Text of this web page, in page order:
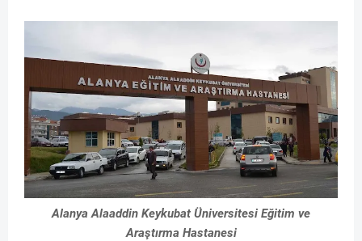
Alanya Alaaddin Keykubat Üniversitesi Eğitim ve
Araştırma Hastanesi